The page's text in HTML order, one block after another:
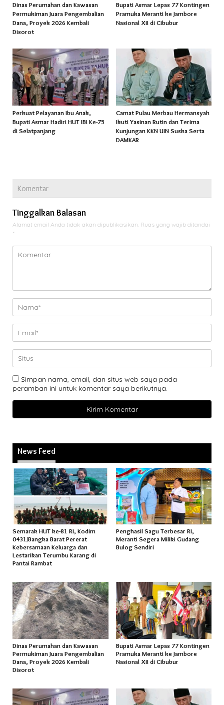
Dinas Perumahan dan Kawasan
Permukiman Juara Pengembalian
Dana, Proyek 2026 Kembali
Disorot
Bupati Asmar Lepas 77 Kontingen
Pramuka Meranti ke Jambore
Nasional XII di Cibubur
Perkuat Pelayanan Ibu Anak,
Bupati Asmar Hadiri HUT IBI Ke-75
di Selatpanjang
Camat Pulau Merbau Hermansyah
Ikuti Yasinan Rutin dan Terima
Kunjungan KKN UIN Suska Serta
DAMKAR
Komentar
Tinggalkan Balasan
Alamat email Anda tidak akan dipublikasikan. Ruas yang wajib ditandai
*
Simpan nama, email, dan situs web saya pada
peramban ini untuk komentar saya berikutnya.
News Feed
Semarak HUT ke-81 RI, Kodim
0431/Bangka Barat Pererat
Kebersamaan Keluarga dan
Lestarikan Terumbu Karang di
Pantai Rambat
Penghasil Sagu Terbesar RI,
Meranti Segera Miliki Gudang
Bulog Sendiri
Dinas Perumahan dan Kawasan
Permukiman Juara Pengembalian
Dana, Proyek 2026 Kembali
Disorot
Bupati Asmar Lepas 77 Kontingen
Pramuka Meranti ke Jambore
Nasional XII di Cibubur